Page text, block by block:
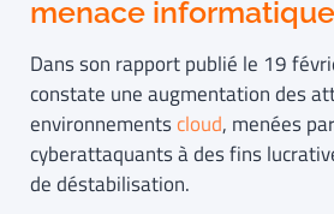
menace informatique
Dans son rapport publié le 19
constate une augmentation des
environnementscloud, menées
cyberattaquants à des fins
de déstabilisation.